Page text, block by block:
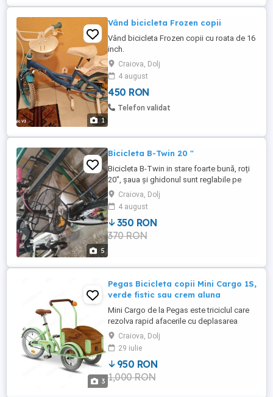
1
Vând bicicleta Frozen copii
Vând bicicleta Frozen copii cu roata de 16
inch.
Craiova, Dolj
4 august
450 RON
Telefon validat
5
Bicicleta B-Twin 20 "
Bicicleta B-Twin in stare foarte bună, roți
20", șaua și ghidonul sunt reglabile pe
înălțime
Craiova, Dolj
4 august
350 RON
370 RON
3
Pegas Bicicleta copii Mini Cargo 1S,
verde fistic sau crem aluna
Mini Cargo de la Pegas este triciclul care
rezolva rapid afacerile cu deplasarea
nisipului si a lopetilor dintr-un punct cheie
in altul. Se poate transforma intr-un
adevarat rastel mobil pentru pustile cu
sunet cand incepe un razboi ad-hoc. Este
folosit cu succes in intreaga lume de
Craiova, Dolj
29 iulie
950 RON
1,000 RON